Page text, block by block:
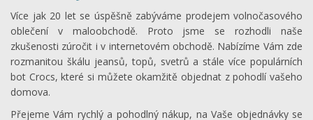
Více jak 20 let se úspěšně zabýváme prodejem volnočasového
oblečení v maloobchodě. Proto jsme se rozhodli naše
zkušenosti zúročit i v internetovém obchodě. Nabízíme Vám zde
rozmanitou škálu jeansů, topů, svetrů a stále více populárních
bot Crocs, které si můžete okamžitě objednat z pohodlí vašeho
domova.
Přejeme Vám rychlý a pohodlný nákup, na Vaše objednávky se